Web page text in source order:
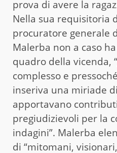
prova di avere la
Nella sua requisitoria
procuratore generale
Malerba non a caso
quadro della vicenda,
complesso e
inseriva una miriade
apportavano
pregiudizievoli per la
indagini”. Malerba
di “mitomani,